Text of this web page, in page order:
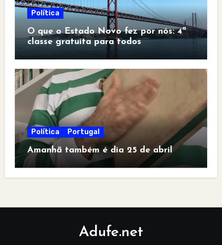
Política
O que o Estado Novo fez por nós: 4ª
classe gratuita para todos
Política Portugal
Amanhã também é dia 25 de abril
Adufe.net